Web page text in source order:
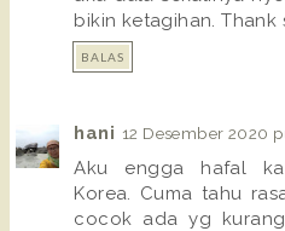
bikin ketagihan. Thank
BALAS
hani 12 Desember 2020
Aku engga hafal
Korea. Cuma tahu
cocok ada yg